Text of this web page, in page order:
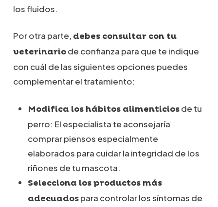
los fluidos.
Por otra parte, debes consultar con tu
veterinariode confianza para que te indique
con cuál de las siguientes opciones puedes
complementar el tratamiento:
Modifica los hábitos alimenticiosde tu
perro: El especialista te aconsejaría
comprar piensos especialmente
elaborados para cuidar la integridad de los
riñones de tu mascota.
Selecciona los productos más
adecuadospara controlar los síntomas de